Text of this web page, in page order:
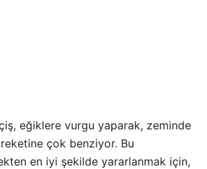
eğiklere vurgu yaparak, zeminde
çok benziyor. Bu
en iyi şekilde yararlanmak için,